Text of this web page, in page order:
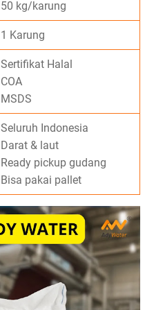
50 kg/karung
1 Karung
Sertifikat Halal
COA
MSDS
Seluruh Indonesia
Darat & laut
Ready pickup gudang
Bisa pakai pallet